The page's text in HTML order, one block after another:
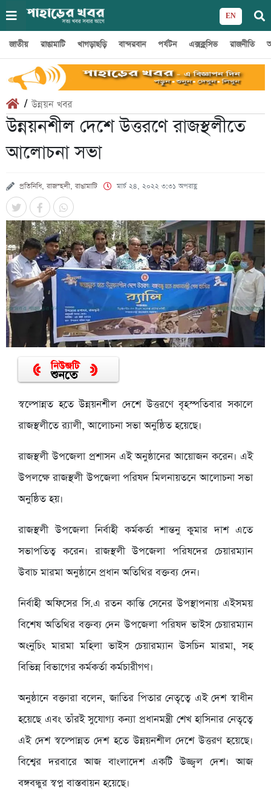
EN
জাতীয় রাঙামাটি খাগড়াছড়ি বান্দরবান পর্যটন এক্সক্লুসিভ রাজনীতি
/উন্নয়ন খবর
উন্নয়নশীল দেশে উত্তরণে রাজস্থলীতে
আলোচনা সভা
প্রতিনিধি, রাজস্হলী, রাঙামাটি মার্চ ২৪, ২০২২ ৩:৩১ অপরাহ্ণ
স্বল্পোন্নত হতে উন্নয়নশীল দেশে উত্তরণে বৃহস্পতিবার সকালে
রাজস্থলীতে র্যালী, আলোচনা সভা অনুষ্ঠিত হয়েছে।
রাজস্থলী উপজেলা প্রশাসন এই অনুষ্ঠানের আয়োজন করেন। এই
উপলক্ষে রাজস্থলী উপজেলা পরিষদ মিলনায়তনে আলোচনা সভা
অনুষ্ঠিত হয়।
রাজস্থলী উপজেলা নির্বাহী কর্মকর্তা শান্তনু কুমার দাশ এতে
সভাপতিত্ব করেন। রাজস্থলী উপজেলা পরিষদের চেয়ারম্যান
উবাচ মারমা অনুষ্ঠানে প্রধান অতিথির বক্তব্য দেন।
নির্বাহী অফিসের সি.এ রতন কান্তি সেনের উপস্থাপনায় এইসময়
বিশেষ অতিথির বক্তব্য দেন উপজেলা পরিষদ ভাইস চেয়ারম্যান
অংনুচিং মারমা মহিলা ভাইস চেয়ারম্যান উসচিন মারমা, সহ
বিভিন্ন বিভাগের কর্মকর্তা কর্মচারীগণ।
অনুষ্ঠানে বক্তারা বলেন, জাতির পিতার নেতৃত্বে এই দেশ স্বাধীন
হয়েছে এবং তাঁরই সুযোগ্য কন্যা প্রধানমন্ত্রী শেখ হাসিনার নেতৃত্বে
এই দেশ স্বল্পোন্নত দেশ হতে উন্নয়নশীল দেশে উত্তরণ হয়েছে।
বিশ্বের দরবারে আজ বাংলাদেশ একটি উজ্জ্বল দেশ। আজ
বঙ্গবন্ধুর স্বপ্ন বাস্তবায়ন হয়েছে।